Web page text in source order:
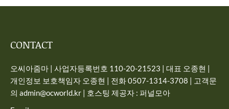
CONTACT
오씨아줌마 | 사업자등록번호 110-20-21523 | 대표 오종현 |
개인정보 보호책임자 오종현 | 전화 0507-1314-3708 | 고객문
의 admin@ocworld.kr | 호스팅 제공자 : 퍼널모아